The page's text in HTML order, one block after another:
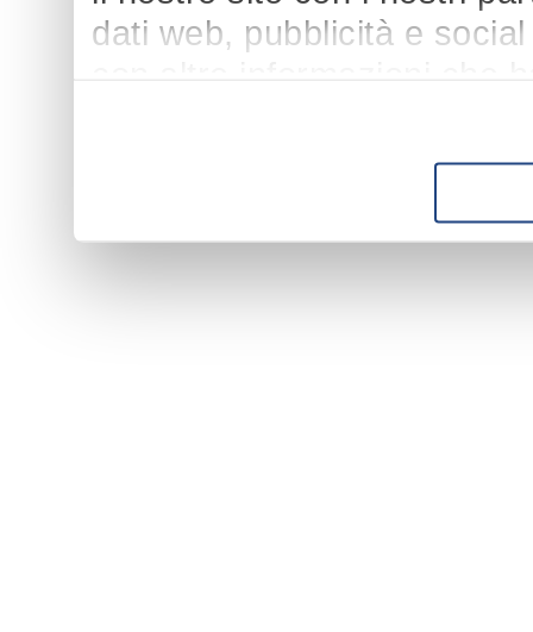
dati web, pubblicità e